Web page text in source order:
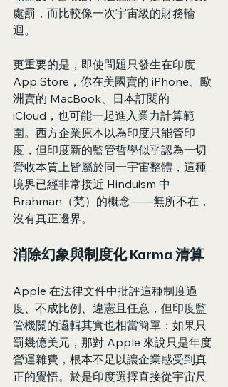
處罰，而比較像一次宇宙級的財務輪
迴。
更重要的是，即使問題只發生在印度
App Store，你在美國賣的 iPhone、歐
洲賣的 MacBook、日本訂閱的
iCloud，也可能一起進入業力計算範
圍。西方企業原本以為印度只能管印
度，但印度新的監管哲學似乎認為一切
營收本質上皆屬於同一宇宙整體，這種
境界已經非常接近 Hinduism 中
Brahman（梵）的概念——無所不在，
沒有真正邊界。
消除幻象與制度化 Karma 清算
Apple 在法律文件中批評這種制度過
度、不成比例、違憲且任意，但印度監
管機關的邏輯其實也相當簡單：如果只
罰幾億美元，那對 Apple 來說只是年度
營運雜費，根本不足以讓企業感受到真
正的覺悟。於是印度選擇直接從宇宙尺